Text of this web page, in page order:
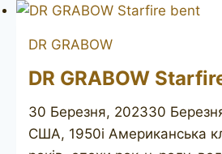
Starfire
DR GRABOW
DR GRABOW
30 Березня, 202330
США, 1950і Американська